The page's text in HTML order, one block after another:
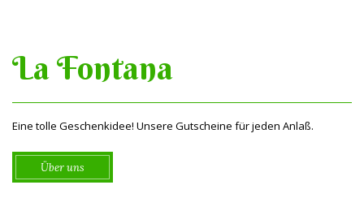
La Fontana
Eine tolle Geschenkidee! Unsere Gutscheine für jeden Anlaß.
Über uns